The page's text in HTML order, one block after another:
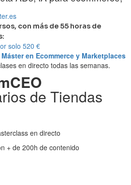
con más de 55 horas de
solo 520 €
Máster en Ecommerce y Marketplaces
en directo todas las semanas.
de Tiendas
en directo
+ de 200h de contenido